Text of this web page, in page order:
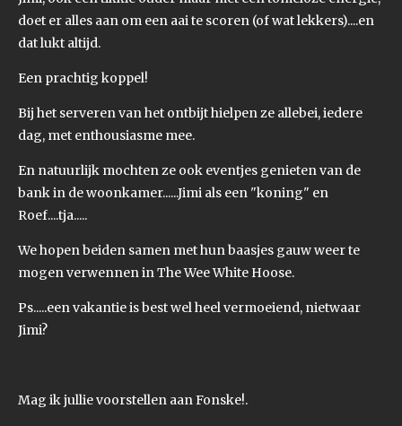
doet er alles aan om een aai te scoren (of wat lekkers)....en
dat lukt altijd.
Een prachtig koppel!
Bij het serveren van het ontbijt hielpen ze allebei, iedere
dag, met enthousiasme mee.
En natuurlijk mochten ze ook eventjes genieten van de
bank in de woonkamer......Jimi als een "koning" en
Roef....tja.....
We hopen beiden samen met hun baasjes gauw weer te
mogen verwennen in The Wee White Hoose.
Ps.....een vakantie is best wel heel vermoeiend, nietwaar
Jimi?
Mag ik jullie voorstellen aan Fonske!.